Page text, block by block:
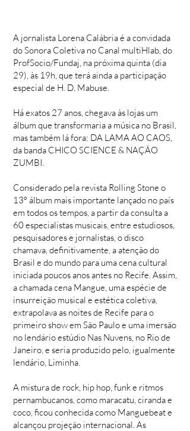
A jornalista Lorena Calábria é a convidada
do Sonora Coletiva no Canal multiHlab, do
ProfSocio/Fundaj, na próxima quinta (dia
29), às 19h, que terá ainda a participação
especial de H. D. Mabuse.
Há exatos 27 anos, chegava às lojas um
álbum que transformaria a música no Brasil,
mas também lá fora: DA LAMA AO CAOS,
da banda CHICO SCIENCE & NAÇÃO
ZUMBI.
Considerado pela revista Rolling Stone o
13º álbum mais importante lançado no país
em todos os tempos, a partir da consulta a
60 especialistas musicais, entre estudiosos,
pesquisadores e jornalistas, o disco
chamava, definitivamente, a atenção do
Brasil e do mundo para uma cena cultural
iniciada poucos anos antes no Recife. Assim,
a chamada cena Mangue, uma espécie de
insurreição musical e estética coletiva,
extrapolava as noites de Recife para o
primeiro show em São Paulo e uma imersão
no lendário estúdio Nas Nuvens, no Rio de
Janeiro, e seria produzido pelo, igualmente
lendário, Liminha.
A mistura de rock, hip hop, funk e ritmos
pernambucanos, como maracatu, ciranda e
coco, ficou conhecida como Manguebeat e
alcançou projeção internacional. As